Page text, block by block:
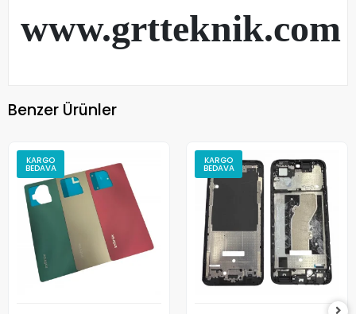
www.grtteknik.com
Benzer Ürünler
KARGO
BEDAVA
KARGO
BEDAVA